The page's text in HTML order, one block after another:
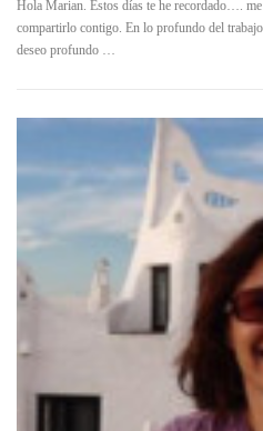
Hola Marian. Estos días te he recordado….
compartirlo contigo. En lo profundo del
deseo profundo …